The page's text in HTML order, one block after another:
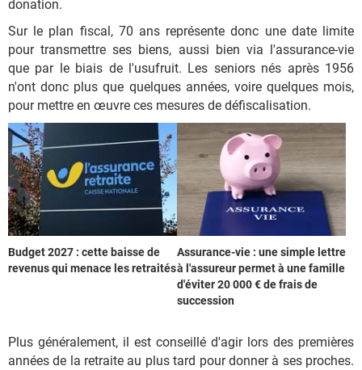
donation.
Sur le plan fiscal, 70 ans représente donc une date limite
pour transmettre ses biens, aussi bien via l'assurance-vie
que par le biais de l'usufruit. Les seniors nés après 1956
n'ont donc plus que quelques années, voire quelques mois,
pour mettre en œuvre ces mesures de défiscalisation.
Budget 2027 : cette baisse de
revenus qui menace les retraités
Assurance-vie : une simple lettre
à l'assureur permet à une famille
d'éviter 20 000 € de frais de
succession
Plus généralement, il est conseillé d'agir lors des premières
années de la retraite au plus tard pour donner à ses proches.